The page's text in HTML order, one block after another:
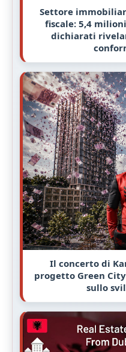
Settore
fiscale: 5,4
dichiarati
Il concerto di
progetto Green
sullo